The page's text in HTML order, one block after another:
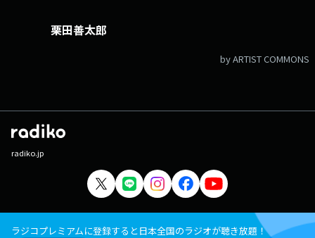
栗田善太郎
by ARTIST COMMONS
radiko.jp
ラジコプレミアムに登録すると日本全国のラジオが聴き放題！